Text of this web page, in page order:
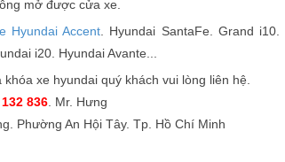
mở được cửa xe.
Hyundai Accent . Hyundai SantaFe. Grand i10.
i20. Hyundai Avante...
xe hyundai quý khách vui lòng liên hệ.
836. Mr. Hưng
Phường An Hội Tây. Tp. Hồ Chí Minh